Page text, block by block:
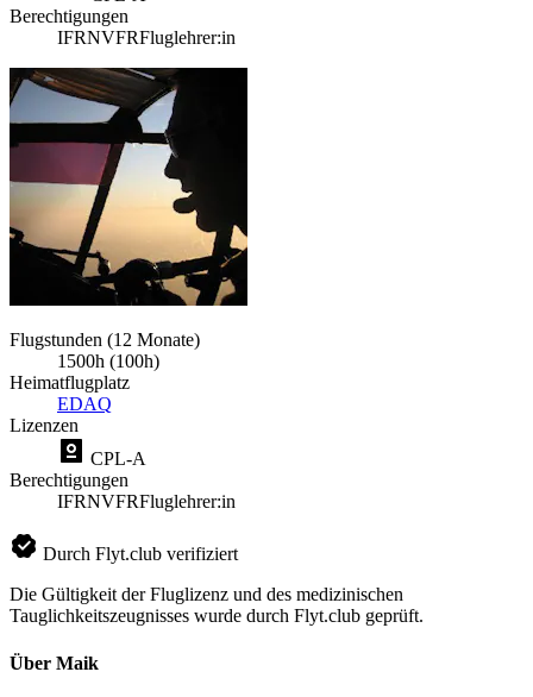
Berechtigungen
IFRNVFRFluglehrer:in
Flugstunden (12 Monate)
1500h (100h)
Heimatflugplatz
EDAQ
Lizenzen
CPL-A
Berechtigungen
IFRNVFRFluglehrer:in
Durch Flyt.club verifiziert
Die Gültigkeit der Fluglizenz und des medizinischen
Tauglichkeitszeugnisses wurde durch Flyt.club geprüft.
Über Maik